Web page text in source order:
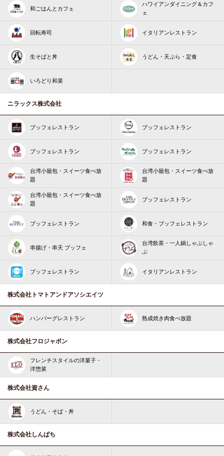
和ごはんとカフェ
ハワイアンダイニング＆カフ
ェ
回転寿司 イタリアンレストラン
生そばと丼 うどん・天ぷら・定食
いろどり和菜
ニラックス株式会社
ブッフェレストラン ブッフェレストラン
ブッフェレストラン ブッフェレストラン
台湾小籠包・スイーツ食べ放
題
台湾小籠包・スイーツ食べ放
題
台湾小籠包・スイーツ食べ放
題
ブッフェレストラン
ブッフェレストラン 和食・ブッフェレストラン
串揚げ・串天 ブッフェ
台湾飲茶・一人鍋しゃぶしゃ
ぶ
ブッフェレストラン イタリアンレストラン
株式会社トマトアンドアソシエイツ
ハンバーグレストラン 熟成焼き肉食べ放題
株式会社フロジャポン
フレンチスタイルの洋菓子・
洋惣菜
株式会社資さん
うどん・そば・丼
株式会社しんぱち